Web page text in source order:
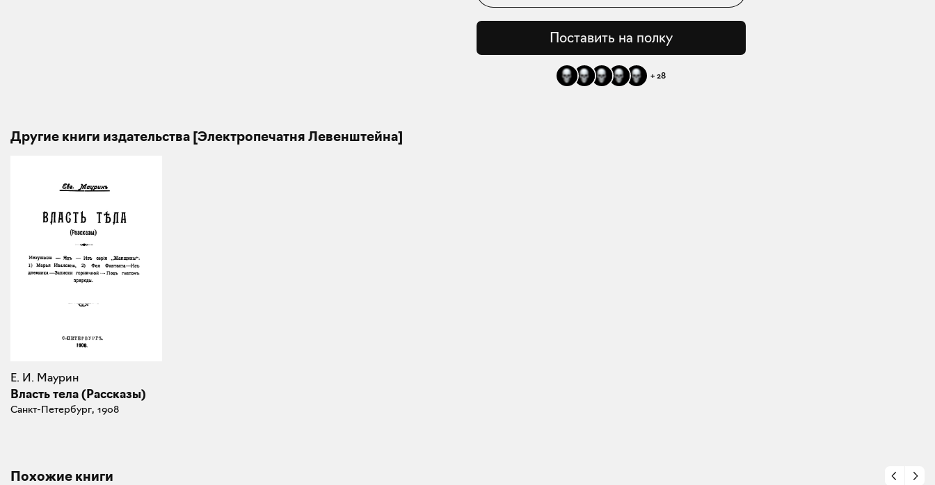
Поставить на полку
+ 28
Другие книги издательства [Электропечатня Левенштейна]
Е. И. Маурин
Власть тела (Рассказы)
Санкт-Петербург, 1908
Похожие книги